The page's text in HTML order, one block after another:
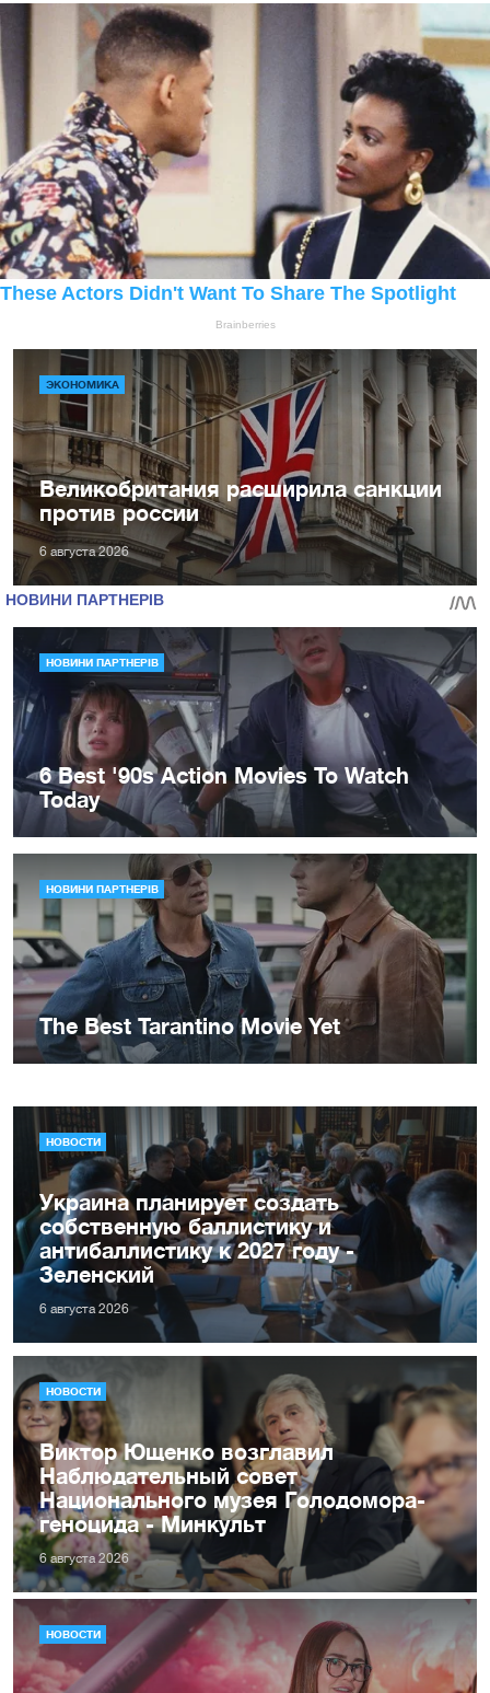
ЭКОНОМИКА
Великобритания расширила санкции
против россии
6 августа 2026
НОВОСТИ
Украина планирует создать
собственную баллистику и
антибаллистику к 2027 году -
Зеленский
6 августа 2026
НОВОСТИ
Виктор Ющенко возглавил
Наблюдательный совет
Национального музея Голодомора-
геноцида - Минкульт
6 августа 2026
НОВОСТИ